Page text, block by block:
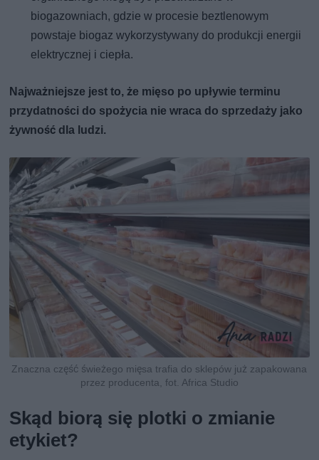
biogazowniach, gdzie w procesie beztlenowym
powstaje biogaz wykorzystywany do produkcji energii
elektrycznej i ciepła.
Najważniejsze jest to, że mięso po upływie terminu
przydatności do spożycia nie wraca do sprzedaży jako
żywność dla ludzi.
Znaczna część świeżego mięsa trafia do sklepów już zapakowana
przez producenta, fot. Africa Studio
Skąd biorą się plotki o zmianie
etykiet?